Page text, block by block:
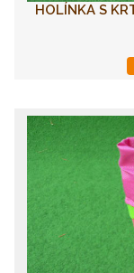
HOLÍNKA S